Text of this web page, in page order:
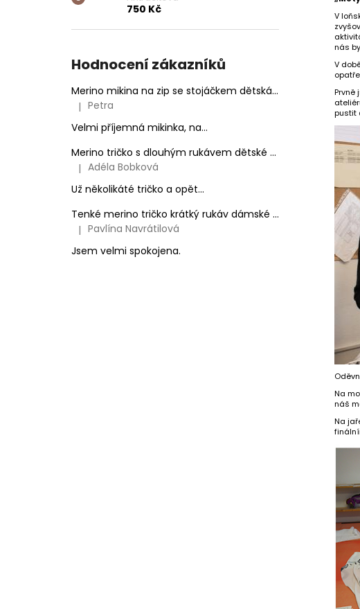
750 Kč
Hodnocení zákazníků
Merino mikina na zip se stojáčkem dětská Ovečky
Hodnocení produktu je 5 z 5 hvězdiček.
| Petra
Velmi příjemná mikinka, na...
Merino tričko s dlouhým rukávem dětské - na zakázku
Hodnocení produktu je 5 z 5 hvězdiček.
| Adéla Bobková
Už několikáté tričko a opět...
Tenké merino tričko krátký rukáv dámské Černé
Hodnocení produktu je 5 z 5 hvězdiček.
| Pavlína Navrátilová
Jsem velmi spokojena.
V
nás
V
Prvně
pustit
Na
náš
Na
999 Kč
1 390 Kč